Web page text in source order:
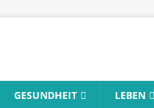
GESUNDHEIT LEBEN